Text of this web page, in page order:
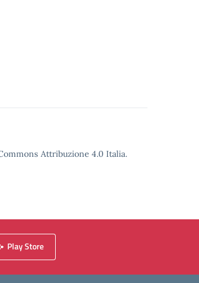
Attribuzione 4.0 Italia.
Play Store